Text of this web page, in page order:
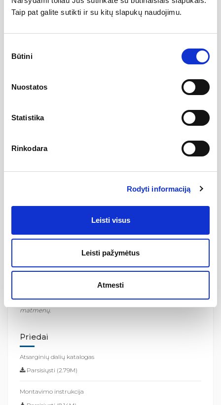
Taip pat galite sutikti ir su kitų slapukų naudojimu.
pasirinkimas
Būtini
Nuostatos
Statistika
Rinkodara
Rodyti informaciją
Leisti visus
Leisti pažymėtus
Atmesti
Specifikacija
Serija
8592626083687
Aprašymas
spalva: profiliai: balta matinė
komplektaciją įeina laikiklis. Stacionari sienelė kombinuojama
kombinuoti negalima. Gaminys įrengiamas vonios kambario
kampe, išklijuotame plytelėmis, ant Ravak Perseus Pro, Perseus
Pro Chrome, Gigant Pro, Gigant Pro Flat, Gigant Pro Chrome
padėklų arba tiesiai ant grindų su nutekėjimo lataku.
standartinį montavimo profilį, kuris yra gaminio komplekte.
montavimo profilį, gaminį galima praplėsti dar 2 cm.
Prieš montuojant gaminį atkreipkite dėmesį į techninius
konkretaus gaminio pavadinime, nenurodo jo tikrųjų
matmenų.
Priedai
Atsarginių dalių katalogas
Parsisiųsti (2.79M)
Montavimo instrukcija